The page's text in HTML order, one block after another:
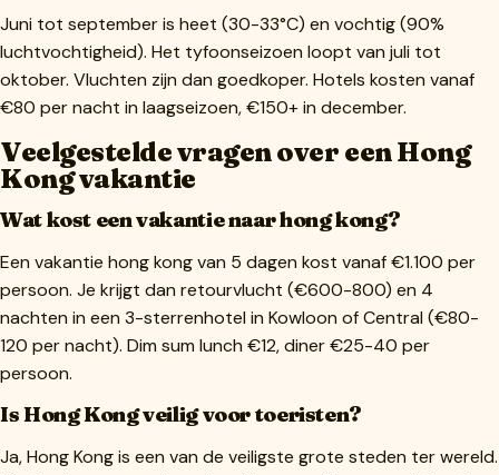
Juni tot september is heet (30-33°C) en vochtig (90%
luchtvochtigheid). Het tyfoonseizoen loopt van juli tot
oktober. Vluchten zijn dan goedkoper. Hotels kosten vanaf
€80 per nacht in laagseizoen, €150+ in december.
Veelgestelde vragen over een Hong
Kong vakantie
Wat kost een vakantie naar hong kong?
Een vakantie hong kong van 5 dagen kost vanaf €1.100 per
persoon. Je krijgt dan retourvlucht (€600-800) en 4
nachten in een 3-sterrenhotel in Kowloon of Central (€80-
120 per nacht). Dim sum lunch €12, diner €25-40 per
persoon.
Is Hong Kong veilig voor toeristen?
Ja, Hong Kong is een van de veiligste grote steden ter wereld.